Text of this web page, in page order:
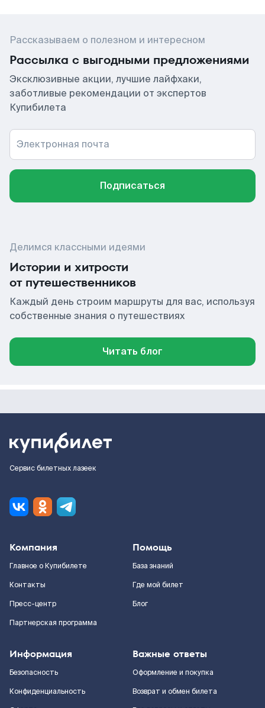
Рассказываем о полезном и интересном
Рассылка с выгодными предложениями
Эксклюзивные акции, лучшие лайфхаки,
заботливые рекомендации от экспертов
Купибилета
Электронная почта
Подписаться
Делимся классными идеями
Истории и хитрости
от путешественников
Каждый день строим маршруты для вас, используя
собственные знания о путешествиях
Читать блог
Сервис билетных лазеек
Компания
Главное о Купибилете
Контакты
Пресс-центр
Партнерская программа
Помощь
База знаний
Где мой билет
Блог
Информация
Безопасность
Конфиденциальность
Важные ответы
Оформление и покупка
Возврат и обмен билета